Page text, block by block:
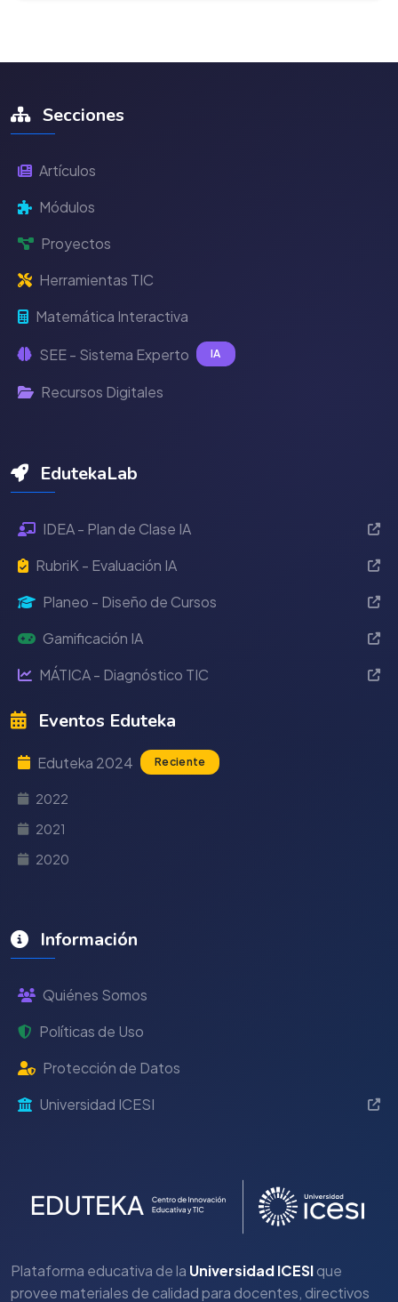
Secciones
Artículos
Módulos
Proyectos
Herramientas TIC
Matemática Interactiva
SEE - Sistema Experto IA
Recursos Digitales
EdutekaLab
IDEA - Plan de Clase IA
RubriK - Evaluación IA
Planeo - Diseño de Cursos
Gamificación IA
MÁTICA - Diagnóstico TIC
Eventos Eduteka
Eduteka 2024 Reciente
2022
2021
2020
Información
Quiénes Somos
Políticas de Uso
Protección de Datos
Universidad ICESI
Plataforma educativa de la Universidad ICESIque
provee materiales de calidad para docentes, directivos